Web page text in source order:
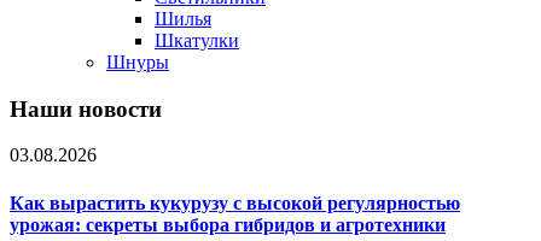
Шилья
Шкатулки
Шнуры
Наши новости
03.08.2026
Как вырастить кукурузу с высокой регулярностью
урожая: секреты выбора гибридов и агротехники